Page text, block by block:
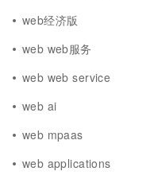
web经济版
web web服务
web web service
web ai
web mpaas
web applications